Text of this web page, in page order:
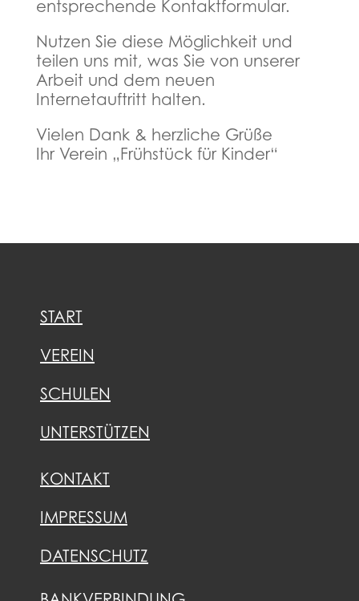
entsprechende Kontaktformular.
Nutzen Sie diese Möglichkeit und
teilen uns mit, was Sie von unserer
Arbeit und dem neuen
Internetauftritt halten.
Vielen Dank & herzliche Grüße
Ihr Verein „Frühstück für Kinder“
START
VEREIN
SCHULEN
UNTERSTÜTZEN
KONTAKT
IMPRESSUM
DATENSCHUTZ